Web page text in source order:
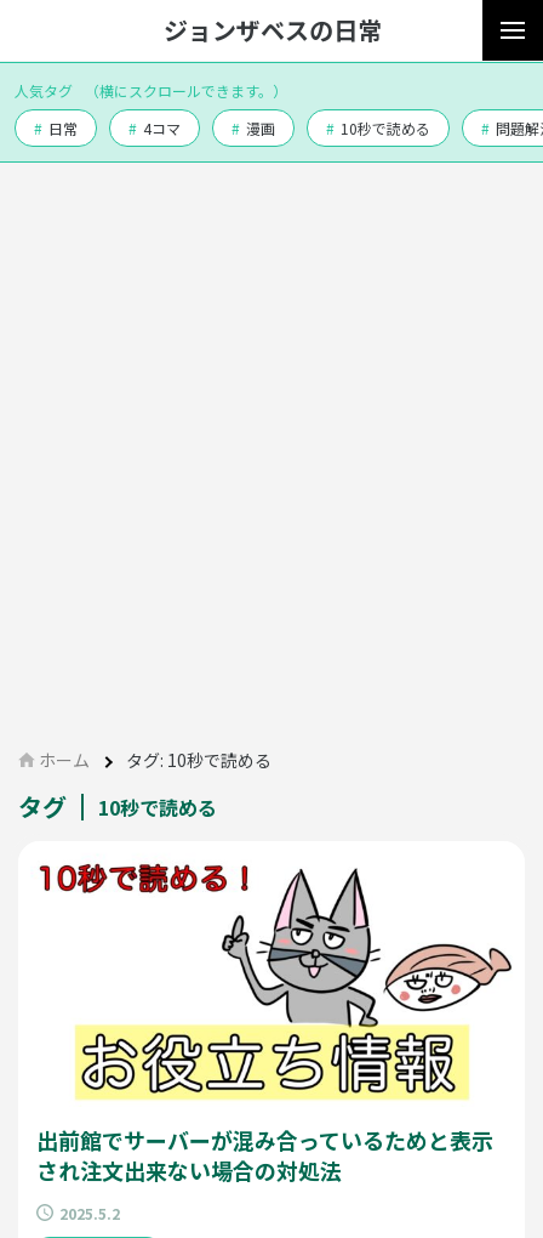
ジョンザベスの日常
人気タグ
（横にスクロールできます。）
# 日常 # 4コマ # 漫画 # 10秒で読める # 問題解
ホーム タグ: 10秒で読める
タグ 10秒で読める
出前館でサーバーが混み合っているためと表示
され注文出来ない場合の対処法
2025.5.2